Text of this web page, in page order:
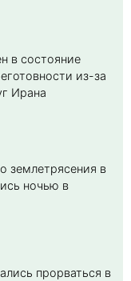
в состояние
из-за
Ирана
землетрясения в
ночью в
прорваться в